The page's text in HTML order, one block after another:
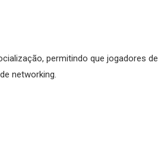
permitindo que jogadores de
networking.